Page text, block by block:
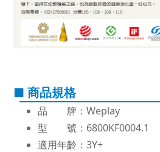
■ 商品規格
品 牌：Weplay
型 號：6800KF0004.1
適用年齡：3Y+